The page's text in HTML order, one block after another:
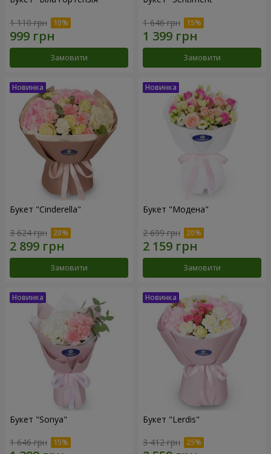
1 110 грн
Замовити
1 646 грн
Замовити
Букет "Cinderella"
3 624 грн
Замовити
Букет "Модена"
2 699 грн
Замовити
Букет "Sonya"
1 646 грн
Букет "Lerdis"
3 412 грн